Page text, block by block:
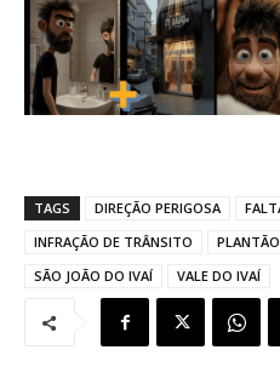
TAGS DIREÇÃO PERIGOSA
INFRAÇÃO DE TRÂNSITO
SÃO JOÃO DO IVAÍ
VALE DO IVAÍ